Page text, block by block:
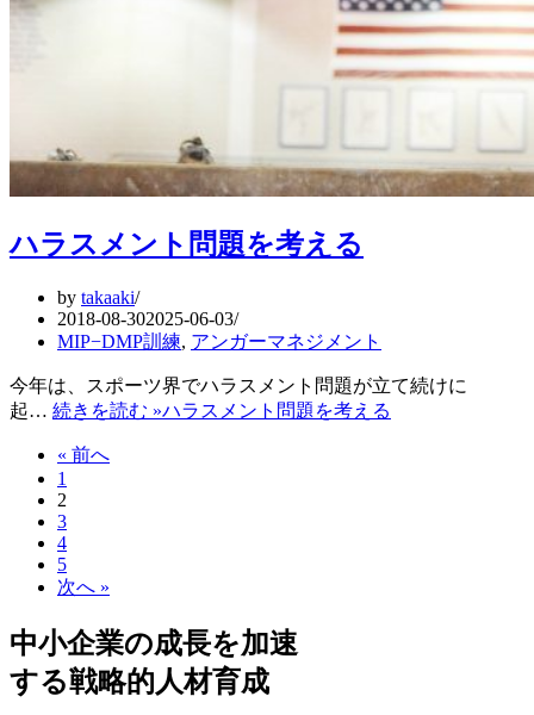
ハラスメント問題を考える
by takaaki
2018-08-302025-06-03
MIP−DMP訓練, アンガーマネジメント
今年は、スポーツ界でハラスメント問題が立て続けに
起… 続きを読む »ハラスメント問題を考える
« 前へ
1
2
3
4
5
次へ »
中小企業の成長を加速
する戦略的人材育成